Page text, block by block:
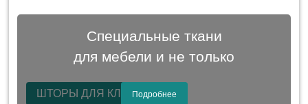
Специальные ткани
для мебели и не только
Подробнее
ШТОРЫ ДЛЯ КЛУБОВ